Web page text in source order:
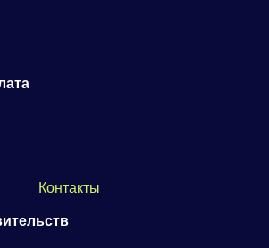
Контакты